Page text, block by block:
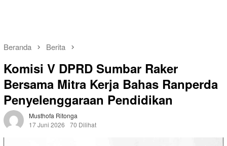
Beranda Berita
Komisi V DPRD Sumbar Raker
Bersama Mitra Kerja Bahas Ranperda
Penyelenggaraan Pendidikan
Musthofa Ritonga
17 Juni 2026
70 Dilihat